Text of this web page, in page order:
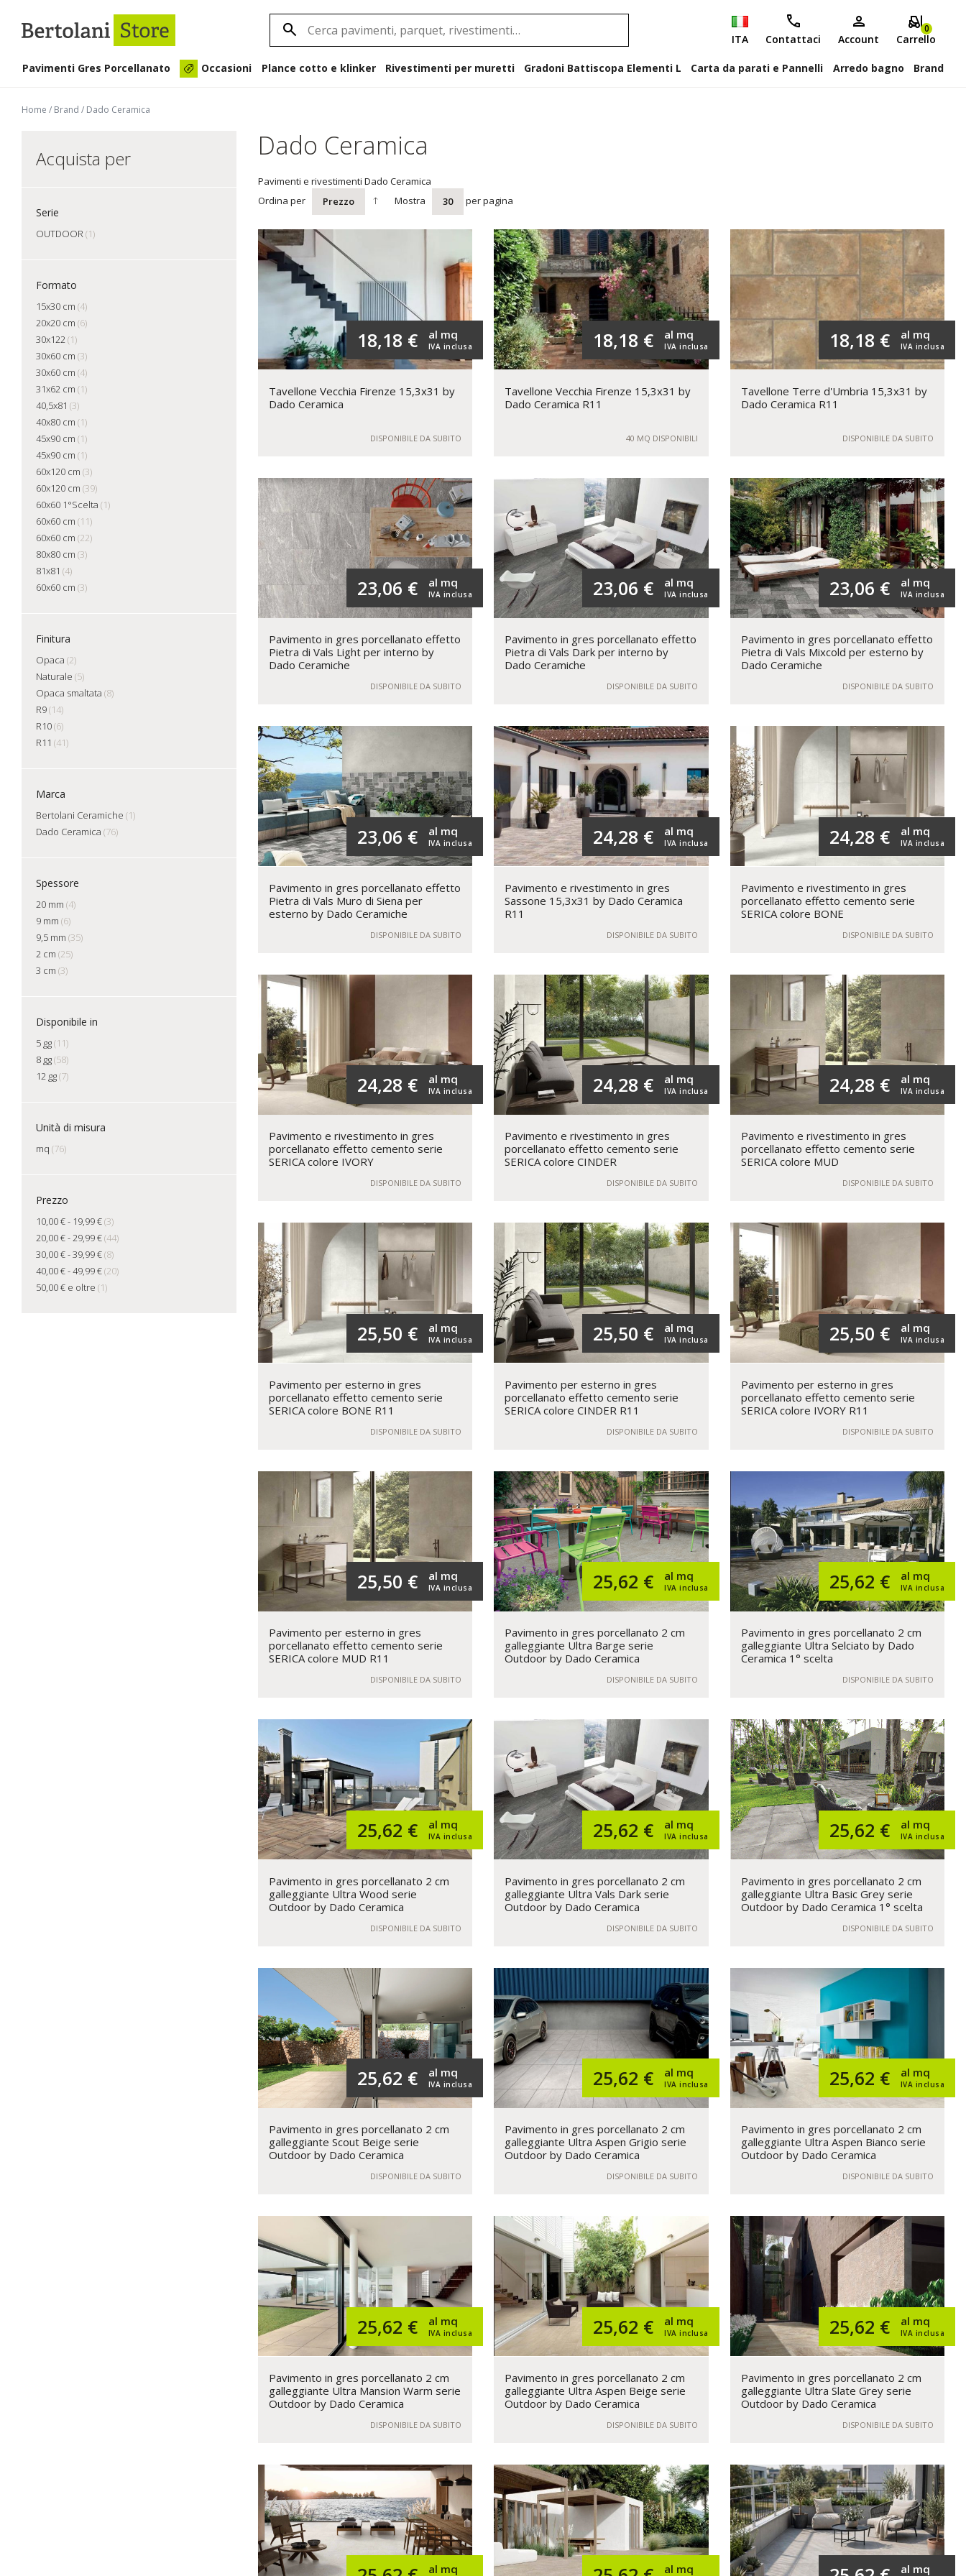
ITA Contattaci Account
0
Carrello
Pavimenti Gres Porcellanato Occasioni Plance cotto e klinker Rivestimenti per muretti Gradoni Battiscopa Elementi L Carta da parati e Pannelli Arredo bagno Brand
Home / Brand / Dado Ceramica
Acquista per
Serie
OUTDOOR(1)
Formato
15x30 cm (4)
20x20 cm (6)
30x122(1)
30x60 cm (3)
30x60 cm (4)
31x62 cm (1)
40,5x81 (3)
40x80 cm (1)
45x90 cm (1)
45x90 cm (1)
60x120 cm (3)
60x120 cm (39)
60x60 1°Scelta (1)
60x60 cm (11)
60x60 cm (22)
80x80 cm (3)
81x81 (4)
60x60 cm (3)
Finitura
Opaca (2)
Naturale (5)
Opaca smaltata (8)
R9(14)
R10(6)
R11 (41)
Marca
Bertolani Ceramiche (1)
Dado Ceramica (76)
Spessore
20 mm (4)
9 mm (6)
9,5 mm (35)
2 cm (25)
3 cm (3)
Disponibile in
5 gg(11)
8 gg(58)
12 gg(7)
Unità di misura
mq (76)
Prezzo
10,00 €- 19,99 €(3)
20,00 €-29,99 €(44)
30,00 €-39,99 €(8)
40,00 €-49,99 €(20)
50,00 € e oltre (1)
Dado Ceramica
Pavimenti e rivestimenti Dado Ceramica
Ordina per
Prezzo Mostra 30 per pagina
18,18 € IVA inclusa
al mq
Tavellone Vecchia Firenze 15,3x31 by
Dado Ceramica
DISPONIBILE DA SUBITO
18,18 € IVA inclusa
al mq
Tavellone Vecchia Firenze 15,3x31 by
Dado Ceramica R11
40 MQ DISPONIBILI
18,18 € IVA inclusa
al mq
Tavellone Terre d'Umbria 15,3x31 by
Dado Ceramica R11
DISPONIBILE DA SUBITO
23,06 € IVA inclusa
al mq
Pavimento in gres porcellanato effetto
Pietra di Vals Light per interno by
Dado Ceramiche
DISPONIBILE DA SUBITO
23,06 € IVA inclusa
al mq
Pavimento in gres porcellanato effetto
Pietra di Vals Dark per interno by
Dado Ceramiche
DISPONIBILE DA SUBITO
23,06 € IVA inclusa
al mq
Pavimento in gres porcellanato effetto
Pietra di Vals Mixcold per esterno by
Dado Ceramiche
DISPONIBILE DA SUBITO
23,06 € IVA inclusa
al mq
Pavimento in gres porcellanato effetto
Pietra di Vals Muro di Siena per
esterno by Dado Ceramiche
DISPONIBILE DA SUBITO
24,28 € IVA inclusa
al mq
Pavimento e rivestimento in gres
Sassone 15,3x31 by Dado Ceramica
R11
DISPONIBILE DA SUBITO
24,28 € IVA inclusa
al mq
Pavimento e rivestimento in gres
porcellanato effetto cemento serie
SERICA colore BONE
DISPONIBILE DA SUBITO
24,28 € IVA inclusa
al mq
Pavimento e rivestimento in gres
porcellanato effetto cemento serie
SERICA colore IVORY
DISPONIBILE DA SUBITO
24,28 € IVA inclusa
al mq
Pavimento e rivestimento in gres
porcellanato effetto cemento serie
SERICA colore CINDER
DISPONIBILE DA SUBITO
24,28 € IVA inclusa
al mq
Pavimento e rivestimento in gres
porcellanato effetto cemento serie
SERICA colore MUD
DISPONIBILE DA SUBITO
25,50 € IVA inclusa
al mq
Pavimento per esterno in gres
porcellanato effetto cemento serie
SERICA colore BONE R11
DISPONIBILE DA SUBITO
25,50 € IVA inclusa
al mq
Pavimento per esterno in gres
porcellanato effetto cemento serie
SERICA colore CINDER R11
DISPONIBILE DA SUBITO
25,50 € IVA inclusa
al mq
Pavimento per esterno in gres
porcellanato effetto cemento serie
SERICA colore IVORY R11
DISPONIBILE DA SUBITO
25,50 € IVA inclusa
al mq
Pavimento per esterno in gres
porcellanato effetto cemento serie
SERICA colore MUD R11
DISPONIBILE DA SUBITO
25,62 € IVA inclusa
al mq
Pavimento in gres porcellanato 2 cm
galleggiante Ultra Barge serie
Outdoor by Dado Ceramica
DISPONIBILE DA SUBITO
25,62 € IVA inclusa
al mq
Pavimento in gres porcellanato 2 cm
galleggiante Ultra Selciato by Dado
Ceramica 1° scelta
DISPONIBILE DA SUBITO
25,62 € IVA inclusa
al mq
Pavimento in gres porcellanato 2 cm
galleggiante Ultra Wood serie
Outdoor by Dado Ceramica
DISPONIBILE DA SUBITO
25,62 € IVA inclusa
al mq
Pavimento in gres porcellanato 2 cm
galleggiante Ultra Vals Dark serie
Outdoor by Dado Ceramica
DISPONIBILE DA SUBITO
25,62 € IVA inclusa
al mq
Pavimento in gres porcellanato 2 cm
galleggiante Ultra Basic Grey serie
Outdoor by Dado Ceramica 1° scelta
DISPONIBILE DA SUBITO
25,62 € IVA inclusa
al mq
Pavimento in gres porcellanato 2 cm
galleggiante Scout Beige serie
Outdoor by Dado Ceramica
DISPONIBILE DA SUBITO
25,62 € IVA inclusa
al mq
Pavimento in gres porcellanato 2 cm
galleggiante Ultra Aspen Grigio serie
Outdoor by Dado Ceramica
DISPONIBILE DA SUBITO
25,62 € IVA inclusa
al mq
Pavimento in gres porcellanato 2 cm
galleggiante Ultra Aspen Bianco serie
Outdoor by Dado Ceramica
DISPONIBILE DA SUBITO
25,62 € IVA inclusa
al mq
Pavimento in gres porcellanato 2 cm
galleggiante Ultra Mansion Warm serie
Outdoor by Dado Ceramica
DISPONIBILE DA SUBITO
25,62 € IVA inclusa
al mq
Pavimento in gres porcellanato 2 cm
galleggiante Ultra Aspen Beige serie
Outdoor by Dado Ceramica
DISPONIBILE DA SUBITO
25,62 € IVA inclusa
al mq
Pavimento in gres porcellanato 2 cm
galleggiante Ultra Slate Grey serie
Outdoor by Dado Ceramica
DISPONIBILE DA SUBITO
al mq al mq al mq